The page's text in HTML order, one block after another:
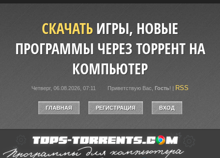
СКАЧАТЬИГРЫ, НОВЫЕ
ПРОГРАММЫ ЧЕРЕЗ ТОРРЕНТ НА
КОМПЬЮТЕР
Четверг, 06.08.2026, 07:11 Приветствую Вас Гость! | RSS
ГЛАВНАЯ РЕГИСТРАЦИЯ ВХОД